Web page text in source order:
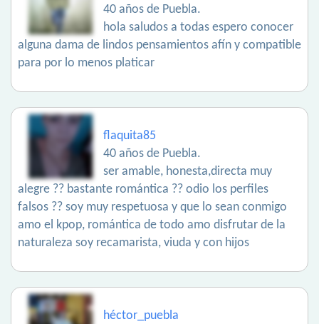
40 años de Puebla.
hola saludos a todas espero conocer
alguna dama de lindos pensamientos afín y compatible
para por lo menos platicar
flaquita85
40 años de Puebla.
ser amable, honesta,directa muy
alegre ?? bastante romántica ?? odio los perfiles
falsos ?? soy muy respetuosa y que lo sean conmigo
amo el kpop, romántica de todo amo disfrutar de la
naturaleza soy recamarista, viuda y con hijos
héctor_puebla